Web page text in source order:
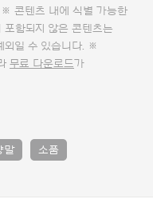
※ 콘텐츠 내에 식별 가능한
함되지 않은 콘텐츠는
외일 수 있습니다. ※
무료 다운로드가
말 소품